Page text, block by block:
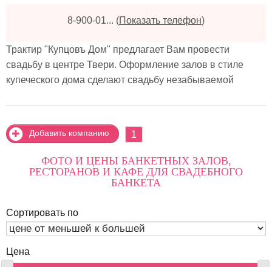
8-900-01... (Показать телефон)
Трактир "Купцовъ Дом" предлагает Вам провести
свадьбу в центре Твери. Оформление залов в стиле
купеческого дома сделают свадьбу незабываемой
Добавить компанию 1
ФОТО И ЦЕНЫ БАНКЕТНЫХ ЗАЛОВ,
РЕСТОРАНОВ И КАФЕ ДЛЯ СВАДЕБНОГО
БАНКЕТА
Сортировать по
Цена